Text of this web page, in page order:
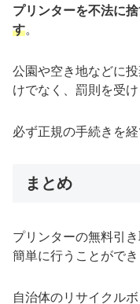
プリンターを不法に捨
す。
公園や空き地などに
けでなく、罰則を受
必ず正規の手続きを
まとめ
プリンターの無料引
簡単に行うことができ
自治体のリサイクル